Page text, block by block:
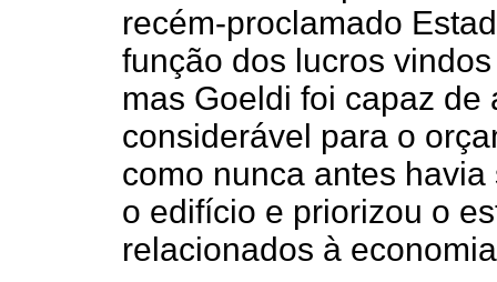
recém-proclamado
função dos lucros
mas Goeldi foi capaz de
considerável para o
como nunca antes
o edifício e priorizou o
relacionados à